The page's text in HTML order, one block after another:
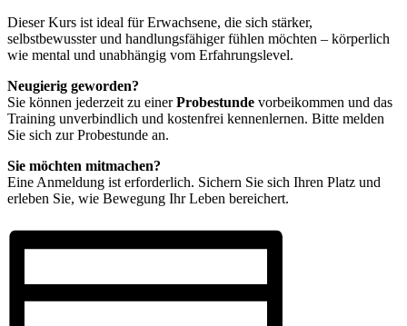
Dieser Kurs ist ideal für Erwachsene, die sich stärker,
selbstbewusster und handlungsfähiger fühlen möchten – körperlich
wie mental und unabhängig vom Erfahrungslevel.
Neugierig geworden?
Sie können jederzeit zu einerProbestunde vorbeikommen und das
Training unverbindlich und kostenfrei kennenlernen. Bitte melden
Sie sich zur Probestunde an.
Sie möchten mitmachen?
Eine Anmeldung ist erforderlich. Sichern Sie sich Ihren Platz und
erleben Sie, wie Bewegung Ihr Leben bereichert.